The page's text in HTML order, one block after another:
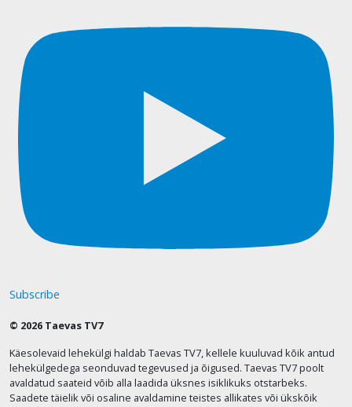
Subscribe
© 2026 Taevas TV7
Käesolevaid lehekülgi haldab Taevas TV7, kellele kuuluvad kõik antud
lehekülgedega seonduvad tegevused ja õigused. Taevas TV7 poolt
avaldatud saateid võib alla laadida üksnes isiklikuks otstarbeks.
Saadete täielik või osaline avaldamine teistes allikates või ükskõik